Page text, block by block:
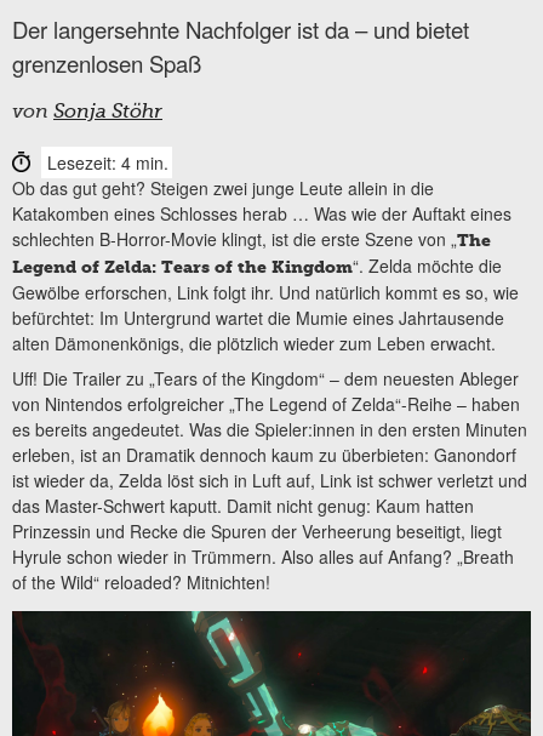
Der langersehnte Nachfolger ist da – und bietet
grenzenlosen Spaß
von Sonja Stöhr
Lesezeit: 4 min.
Ob das gut geht? Steigen zwei junge Leute allein in die
Katakomben eines Schlosses herab … Was wie der Auftakt eines
schlechten B-Horror-Movie klingt, ist die erste Szene von „The
Legend of Zelda: Tears of the Kingdom“. Zelda möchte die
Gewölbe erforschen, Link folgt ihr. Und natürlich kommt es so, wie
befürchtet: Im Untergrund wartet die Mumie eines Jahrtausende
alten Dämonenkönigs, die plötzlich wieder zum Leben erwacht.
Uff! Die Trailer zu „Tears of the Kingdom“ – dem neuesten Ableger
von Nintendos erfolgreicher „The Legend of Zelda“-Reihe – haben
es bereits angedeutet. Was die Spieler:innen in den ersten Minuten
erleben, ist an Dramatik dennoch kaum zu überbieten: Ganondorf
ist wieder da, Zelda löst sich in Luft auf, Link ist schwer verletzt und
das Master-Schwert kaputt. Damit nicht genug: Kaum hatten
Prinzessin und Recke die Spuren der Verheerung beseitigt, liegt
Hyrule schon wieder in Trümmern. Also alles auf Anfang? „Breath
of the Wild“ reloaded? Mitnichten!